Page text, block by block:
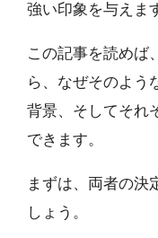
強い印象を与えま
この記事を読めば
ら、なぜそのよう
背景、そしてそれ
できます。
まずは、両者の決
しょう。